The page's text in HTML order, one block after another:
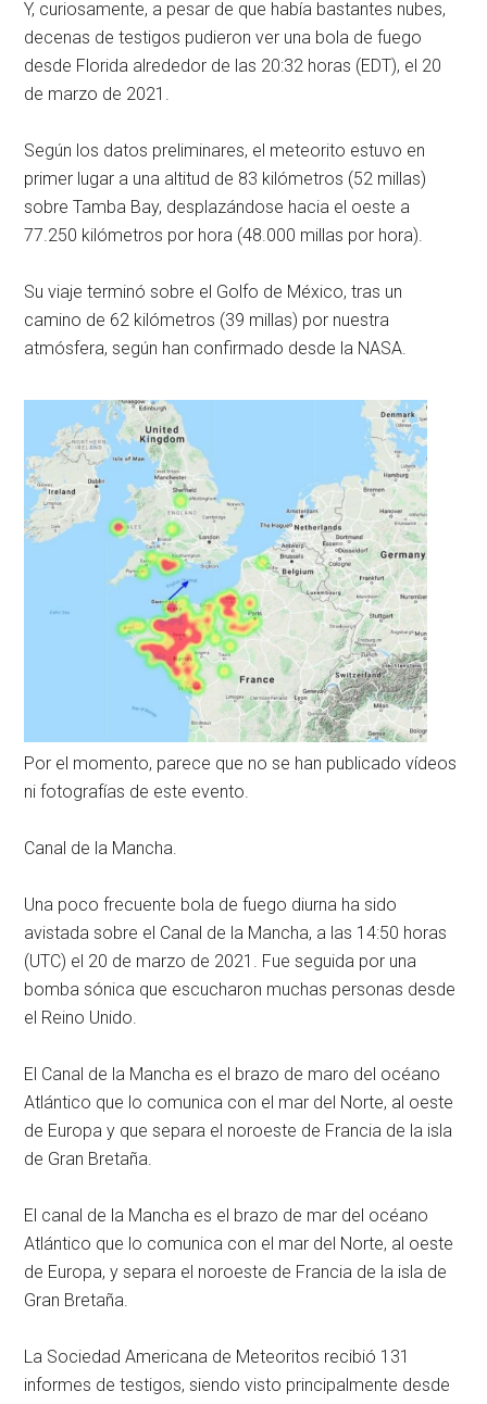
Y, curiosamente, a pesar de que había bastantes nubes,
decenas de testigos pudieron ver una bola de fuego
desde Florida alrededor de las 20:32 horas (EDT), el 20
de marzo de 2021.
Según los datos preliminares, el meteorito estuvo en
primer lugar a una altitud de 83 kilómetros (52 millas)
sobre Tamba Bay, desplazándose hacia el oeste a
77.250 kilómetros por hora (48.000 millas por hora).
Su viaje terminó sobre el Golfo de México, tras un
camino de 62 kilómetros (39 millas) por nuestra
atmósfera, según han confirmado desde la NASA.
Por el momento, parece que no se han publicado vídeos
ni fotografías de este evento.
Canal de la Mancha.
Una poco frecuente bola de fuego diurna ha sido
avistada sobre el Canal de la Mancha, a las 14:50 horas
(UTC) el 20 de marzo de 2021. Fue seguida por una
bomba sónica que escucharon muchas personas desde
el Reino Unido.
El Canal de la Mancha es el brazo de maro del océano
Atlántico que lo comunica con el mar del Norte, al oeste
de Europa y que separa el noroeste de Francia de la isla
de Gran Bretaña.
El canal de la Mancha es el brazo de mar del océano
Atlántico que lo comunica con el mar del Norte, al oeste
de Europa, y separa el noroeste de Francia de la isla de
Gran Bretaña.
La Sociedad Americana de Meteoritos recibió 131
informes de testigos, siendo visto principalmente desde